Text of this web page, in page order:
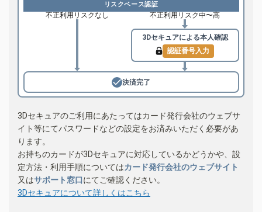
リスクベース認証
不正利用リスクなし 不正利用リスク中〜高
3Dセキュアによる本人確認
認証番号入力
決済完了
3Dセキュアのご利用にあたってはカード発行会社のウェブサ
イト等にてパスワードなどの設定をお済みいただく必要があ
ります。
お持ちのカードが3Dセキュアに対応しているかどうかや、設
定方法・利用手順についてはカード発行会社のウェブサイト
又はサポート窓口にてご確認ください。
3Dセキュアについて詳しくはこちら